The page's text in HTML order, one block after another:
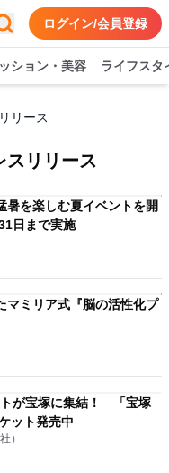
ログイン/会員登録
ション・美容 ライフスタ
リース
スリリース
暑を楽しむ夏イベントを開
日まで実施
マミリア式『脳の活性化プ
トが宝塚に集結！ 「宝塚
ット発売中
）